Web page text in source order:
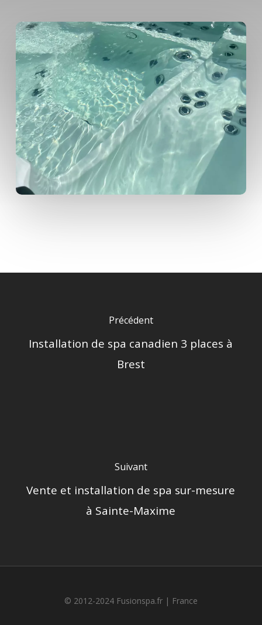
Précédent
Installation de spa canadien 3 places à
Brest
Suivant
Vente et installation de spa sur-mesure
à Sainte-Maxime
© 2012-2024 Fusionspa.fr | France